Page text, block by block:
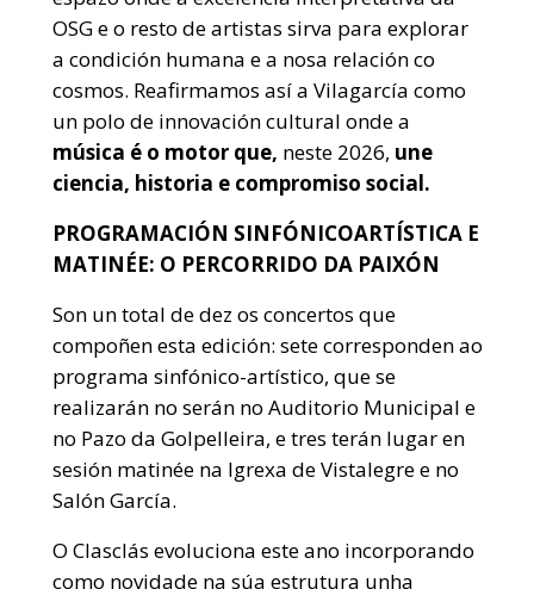
OSG e o resto de artistas sirva para explorar
a condición humana e a nosa relación co
cosmos. Reafirmamos así a Vilagarcía como
un polo de innovación cultural onde a
música é o motor que, neste 2026, une
ciencia, historia e compromiso social.
PROGRAMACIÓN SINFÓNICOARTÍSTICA E
MATINÉE: O PERCORRIDO DA PAIXÓN
Son un total de dez os concertos que
compoñen esta edición: sete corresponden ao
programa sinfónico-artístico, que se
realizarán no serán no Auditorio Municipal e
no Pazo da Golpelleira, e tres terán lugar en
sesión matinée na Igrexa de Vistalegre e no
Salón García.
O Clasclás evoluciona este ano incorporando
como novidade na súa estrutura unha